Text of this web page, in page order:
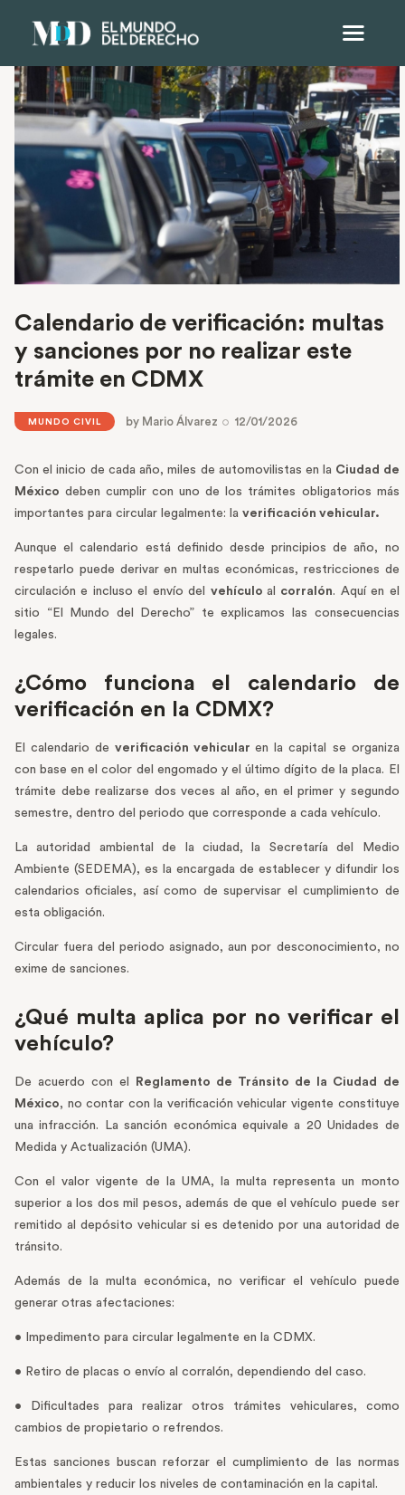
Calendario de verificación: multas
y sanciones por no realizar este
trámite en CDMX
MUNDO CIVIL by Mario Álvarez 12/01/2026
Con el inicio de cada año, miles de automovilistas en la Ciudad de
México deben cumplir con uno de los trámites obligatorios más
importantes para circular legalmente: la verificación vehicular.
Aunque el calendario está definido desde principios de año, no
respetarlo puede derivar en multas económicas, restricciones de
circulación e incluso el envío del vehículo al corralón. Aquí en el
sitio “El Mundo del Derecho” te explicamos las consecuencias
legales.
¿Cómo funciona el calendario de
verificación en la CDMX?
El calendario deverificación vehicularen la capital se organiza
con base en el color del engomado y el último dígito de la placa. El
trámite debe realizarse dos veces al año, en el primer y segundo
semestre, dentro del periodo que corresponde a cada vehículo.
La autoridad ambiental de la ciudad, la Secretaría del Medio
Ambiente (SEDEMA), es la encargada de establecer y difundir los
calendarios oficiales, así como de supervisar el cumplimiento de
esta obligación.
Circular fuera del periodo asignado, aun por desconocimiento, no
exime de sanciones.
¿Qué multa aplica por no verificar el
vehículo?
De acuerdo con el
Reglamento de Tránsito de la Ciudad de
México, no contar con la verificación vehicular vigente constituye
una infracción. La sanción económica equivale a 20 Unidades de
Medida y Actualización (UMA).
Con el valor vigente de la UMA, la multa representa un monto
superior a los dos mil pesos, además de que el vehículo puede ser
remitido al depósito vehicular si es detenido por una autoridad de
tránsito.
Además de la multa económica, no verificar el vehículo puede
generar otras afectaciones:
• Impedimento para circular legalmente en la CDMX.
• Retiro de placas o envío al corralón, dependiendo del caso.
• Dificultades para realizar otros trámites vehiculares, como
cambios de propietario o refrendos.
Estas sanciones buscan reforzar el cumplimiento de las normas
ambientales y reducir los niveles de contaminación en la capital.